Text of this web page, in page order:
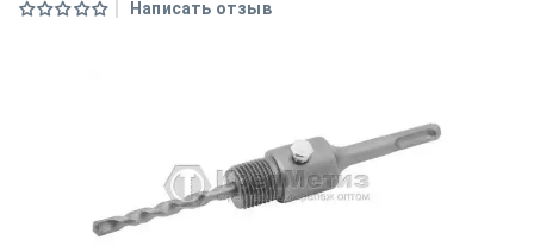
Написать отзыв